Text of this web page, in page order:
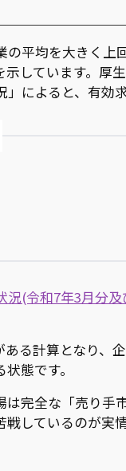
の平均を大きく上
しています。厚
」によると、有効
況(令和7年3月分及
る計算となり、
態です。
は完全な「売り手
戦しているのが実